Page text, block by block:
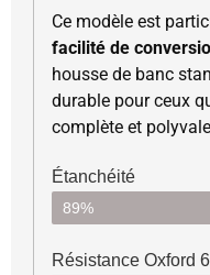
Ce modèle est
facilité de
housse de banc
durable pour ceux
complète et
Étanchéité
89%
Résistance Oxford